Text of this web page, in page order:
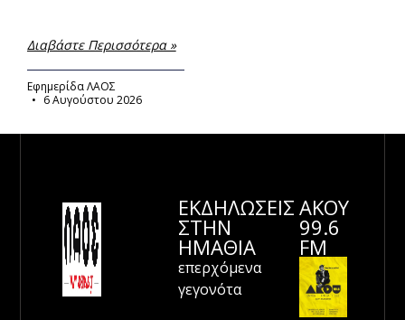
Διαβάστε Περισσότερα »
Εφημερίδα ΛΑΟΣ
6 Αυγούστου 2026
ΕΚΔΗΛΩΣΕΙΣ
ΣΤΗΝ
ΗΜΑΘΊΑ
επερχόμενα
γεγονότα
ΑΚΟΥ
99.6
FM